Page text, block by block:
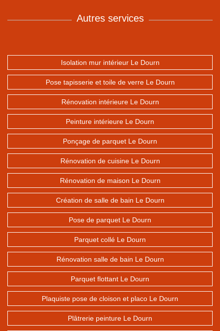
Autres services
Isolation mur intérieur Le Dourn
Pose tapisserie et toile de verre Le Dourn
Rénovation intérieure Le Dourn
Peinture intérieure Le Dourn
Ponçage de parquet Le Dourn
Rénovation de cuisine Le Dourn
Rénovation de maison Le Dourn
Création de salle de bain Le Dourn
Pose de parquet Le Dourn
Parquet collé Le Dourn
Rénovation salle de bain Le Dourn
Parquet flottant Le Dourn
Plaquiste pose de cloison et placo Le Dourn
Plâtrerie peinture Le Dourn